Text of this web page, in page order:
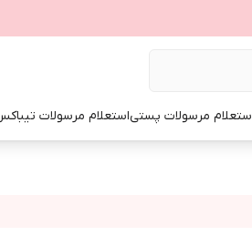
مرسولات پستیاستعلام مرسولات